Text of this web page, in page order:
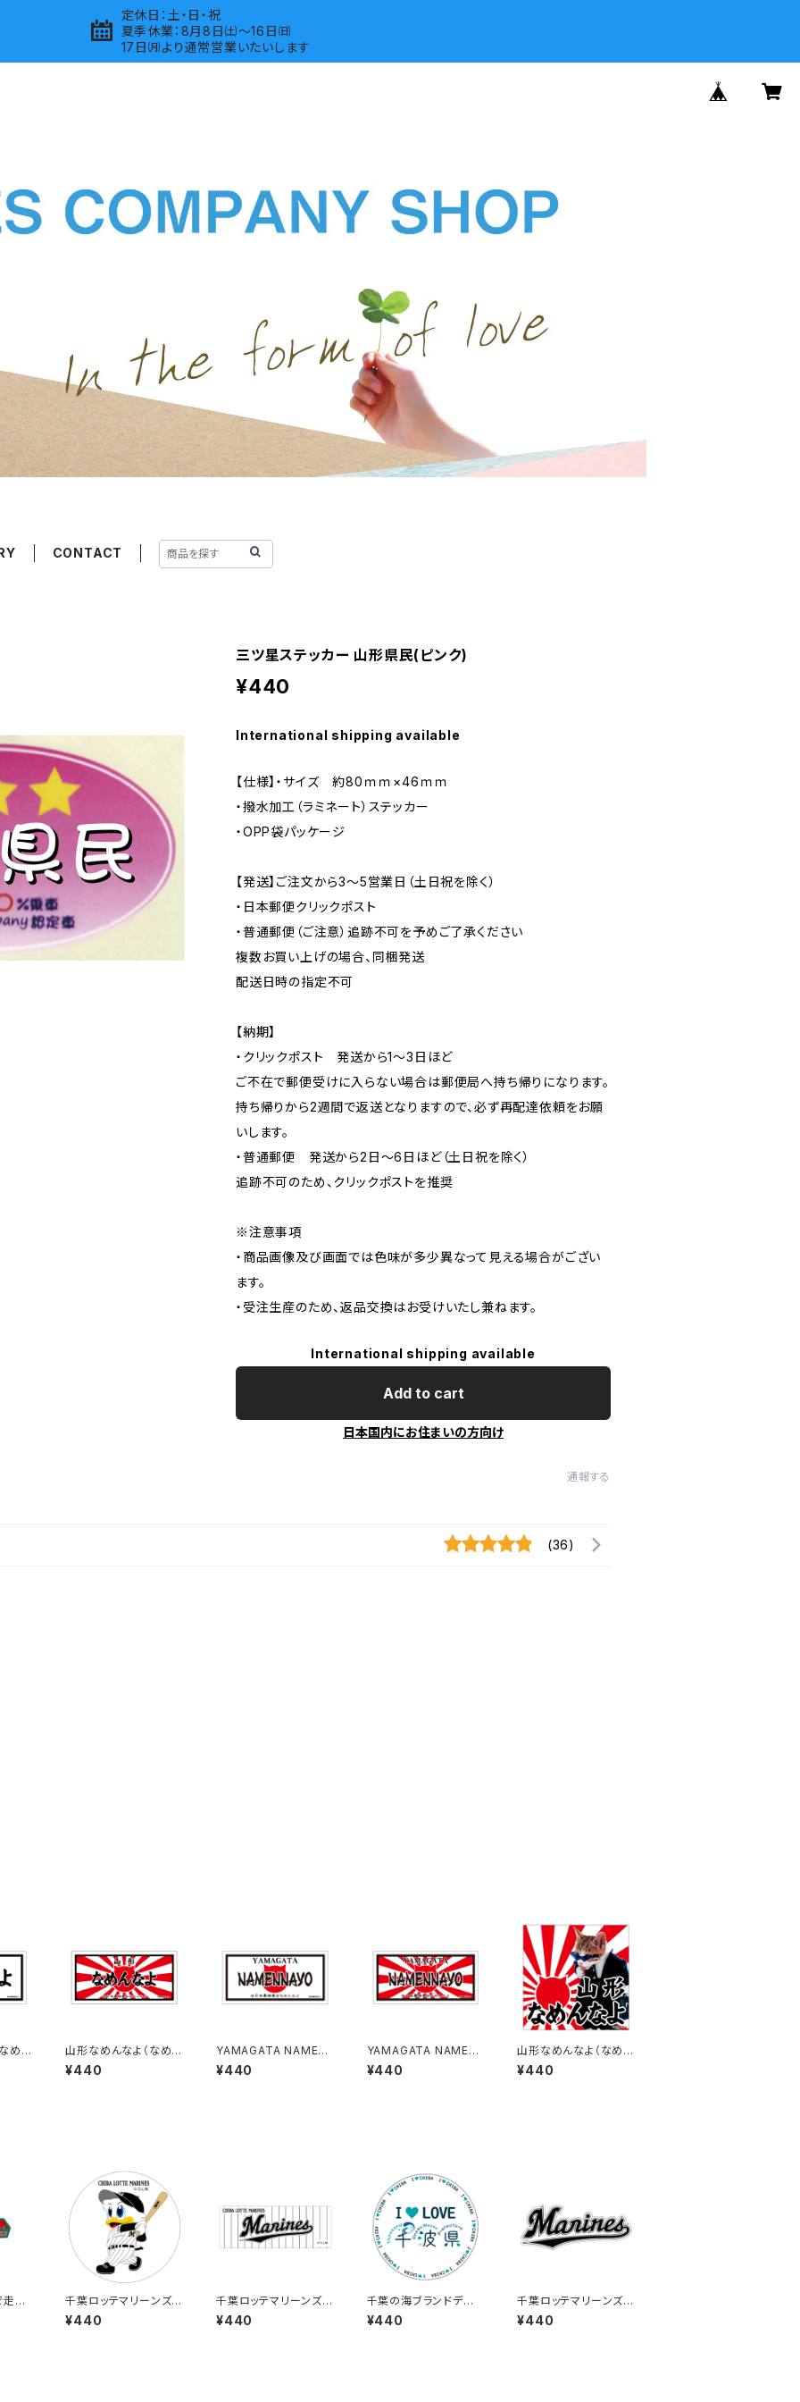
定休日：土・日・祝
夏季休業：8月8日㈯～16日㈰
17日㈪より通常営業いたいします
CONTACT
三ツ星ステッカー 山形県民(ピンク)
¥440
International shipping available
【仕様】・サイズ 約80ｍｍ×46ｍｍ
・撥水加工（ラミネート）ステッカー
・OPP袋パッケージ
【発送】ご注文から3〜5営業日（土日祝を除く）
・日本郵便クリックポスト
・普通郵便（ご注意）追跡不可を予めご了承ください
複数お買い上げの場合、同梱発送
配送日時の指定不可
【納期】
・クリックポスト 発送から1〜3日ほど
ご不在で郵便受けに入らない場合は郵便局へ持ち帰りになります。
持ち帰りから2週間で返送となりますので、必ず再配達依頼をお願
いします。
・普通郵便 発送から2日〜6日ほど（土日祝を除く）
追跡不可のため、クリックポストを推奨
※注意事項
・商品画像及び画面では色味が多少異なって見える場合がござい
ます。
・受注生産のため、返品交換はお受けいたし兼ねます。
International shipping available
Add to cart
日本国内にお住まいの方向け
通報する
(36)
めね
山形なめんなよ（なめね
こ）ご当地ステッカー B-
4
¥440
YAMAGATA NAMEN
NAYO（なめねこ）ご当
地ステッカー B-5
¥440
YAMAGATA NAMEN
NAYO（なめねこ）ご当
地ステッカー B-6
¥440
山形なめんなよ（なめね
こ）ご当地ステッカー A-
18
¥440
走ろ
千葉ロッテマリーンズス
テッカー8
¥440
千葉ロッテマリーンズス
テッカー9
¥440
千葉の海ブランドデザ
イン：ステッカー3
¥440
千葉ロッテマリーンズス
テッカー16
¥440